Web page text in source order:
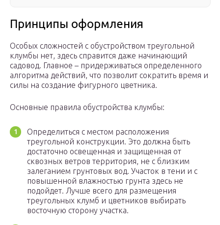
Принципы оформления
Особых сложностей с обустройством треугольной
клумбы нет, здесь справится даже начинающий
садовод. Главное – придерживаться определенного
алгоритма действий, что позволит сократить время и
силы на создание фигурного цветника.
Основные правила обустройства клумбы:
Определиться с местом расположения
треугольной конструкции. Это должна быть
достаточно освещенная и защищенная от
сквозных ветров территория, не с близким
залеганием грунтовых вод. Участок в тени и с
повышенной влажностью грунта здесь не
подойдет. Лучше всего для размещения
треугольных клумб и цветников выбирать
восточную сторону участка.